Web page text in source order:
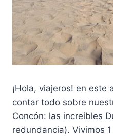
¡Hola, viajeros! en este
contar todo sobre
Concón: las increíbles
redundancia). Vivimos